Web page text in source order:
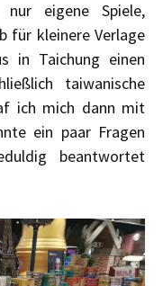
eigene Spiele,
für kleinere Verlage
in Taichung einen
taiwanische
ich mich dann mit
ein paar Fragen
beantwortet